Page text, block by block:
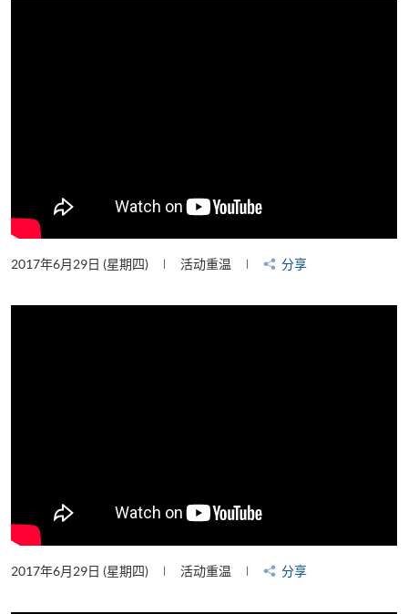
2017年6月29日 (星期四) 活动重温 分享
2017年6月29日 (星期四) 活动重温 分享